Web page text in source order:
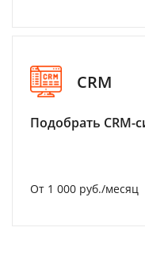
CRM
Подобрать CRM-
От 1 000 руб./месяц